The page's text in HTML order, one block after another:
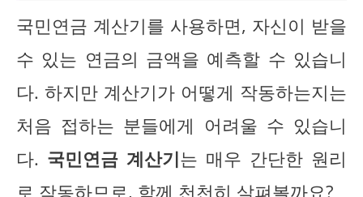
국민연금 계산기를 사용하면, 자신이 받을
수 있는 연금의 금액을 예측할 수 있습니
다. 하지만 계산기가 어떻게 작동하는지는
처음 접하는 분들에게 어려울 수 있습니
다. 국민연금 계산기는 매우 간단한 원리
로 작동하므로, 함께 천천히 살펴볼까요?